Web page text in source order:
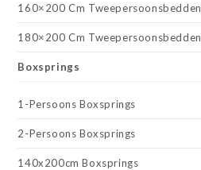
160×200 Cm Tweepersoonsbedden
180×200 Cm Tweepersoonsbedden
Boxsprings
1-Persoons Boxsprings
2-Persoons Boxsprings
140x200cm Boxsprings